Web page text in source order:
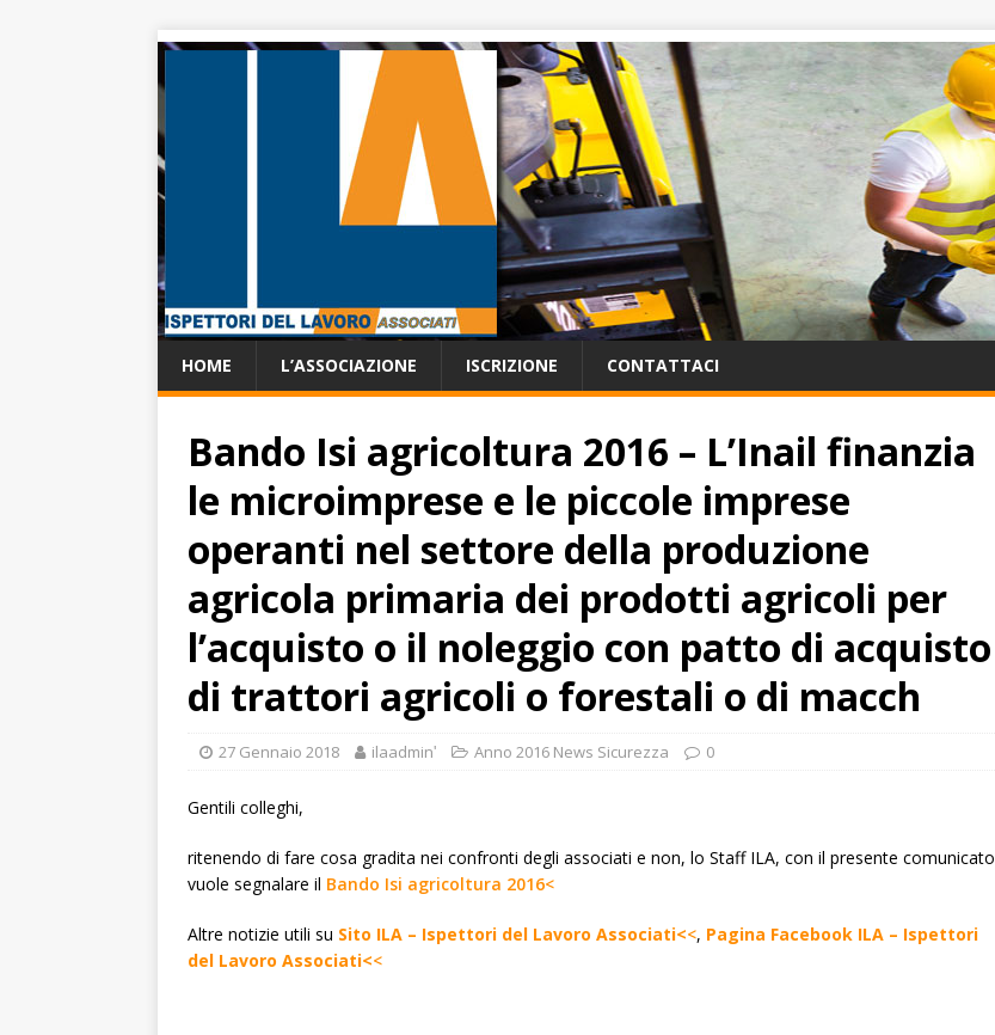
HOME L’ASSOCIAZIONE ISCRIZIONE CONTATTACI
Bando Isi agricoltura 2016 – L’Inail finanzia
le microimprese e le piccole imprese
operanti nel settore della produzione
agricola primaria dei prodotti agricoli per
l’acquisto o il noleggio con patto di acquisto
di trattori agricoli o forestali o di macch
27 Gennaio 2018 ilaadminʹ Anno 2016 News Sicurezza 0
Gentili colleghi,
ritenendo di fare cosa gradita nei confronti degli associati e non, lo Staff ILA, con il presente comunicato
vuole segnalare il Bando Isi agricoltura 2016<
Altre notizie utili su Sito ILA – Ispettori del Lavoro Associati<<, Pagina Facebook ILA – Ispettori
del Lavoro Associati<<